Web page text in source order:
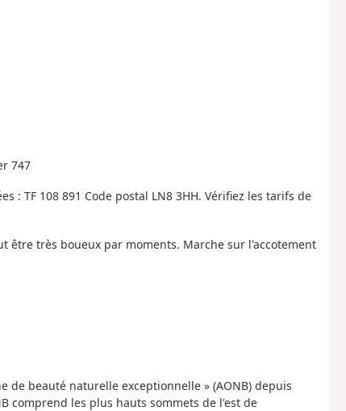
747
: TF 108 891 Code postal LN8 3HH. Vérifiez les tarifs de
être très boueux par moments. Marche sur l'accotement
de beauté naturelle exceptionnelle » (AONB) depuis
comprend les plus hauts sommets de l'est de